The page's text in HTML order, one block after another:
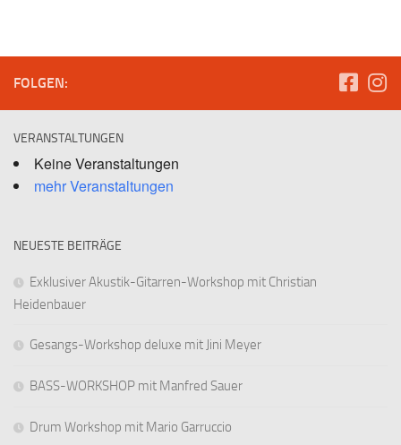
FOLGEN:
VERANSTALTUNGEN
Keine Veranstaltungen
mehr Veranstaltungen
NEUESTE BEITRÄGE
Exklusiver Akustik-Gitarren-Workshop mit Christian
Heidenbauer
Gesangs-Workshop deluxe mit Jini Meyer
BASS-WORKSHOP mit Manfred Sauer
Drum Workshop mit Mario Garruccio